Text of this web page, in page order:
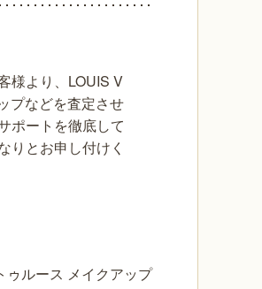
様より、LOUIS V
プなどを査定させ
ポートを徹底して
りとお申し付けく
ゥルース メイクアップ